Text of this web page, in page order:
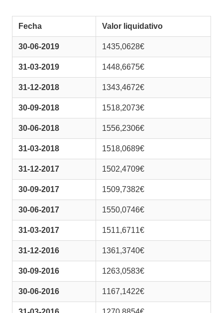
Fecha Valor liquidativo
30-06-2019 1435,0628€
31-03-2019 1448,6675€
31-12-2018 1343,4672€
30-09-2018 1518,2073€
30-06-2018 1556,2306€
31-03-2018 1518,0689€
31-12-2017 1502,4709€
30-09-2017 1509,7382€
30-06-2017 1550,0746€
31-03-2017 1511,6711€
31-12-2016 1361,3740€
30-09-2016 1263,0583€
30-06-2016 1167,1422€